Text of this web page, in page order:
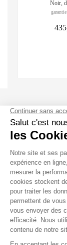
Noir,
NOS PRODUITS
THE KASE